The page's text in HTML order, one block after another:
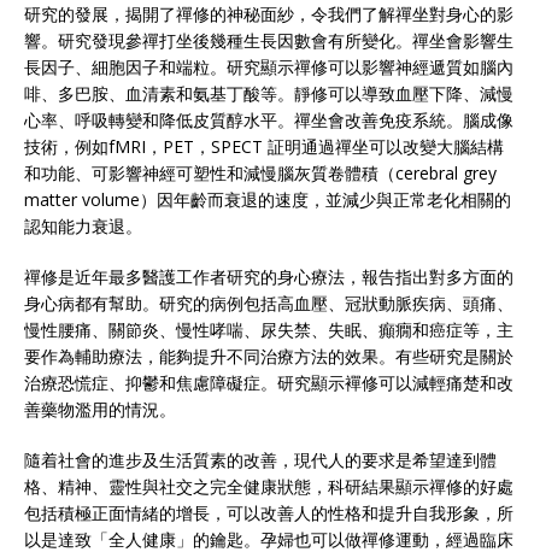
研究的發展，揭開了禪修的神秘面紗，令我們了解禪坐對身心的影
響。研究發現參禪打坐後幾種生長因數會有所變化。禪坐會影響生
長因子、細胞因子和端粒。研究顯示禪修可以影響神經遞質如腦內
啡、多巴胺、血清素和氨基丁酸等。靜修可以導致血壓下降、減慢
心率、呼吸轉變和降低皮質醇水平。禪坐會改善免疫系統。腦成像
技術，例如fMRI，PET，SPECT 証明通過禪坐可以改變大腦結構
和功能、可影響神經可塑性和減慢腦灰質卷體積（cerebral grey
matter volume）因年齡而衰退的速度，並減少與正常老化相關的
認知能力衰退。
禪修是近年最多醫護工作者研究的身心療法，報告指出對多方面的
身心病都有幫助。研究的病例包括高血壓、冠狀動脈疾病、頭痛、
慢性腰痛、關節炎、慢性哮喘、尿失禁、失眠、癲癇和癌症等，主
要作為輔助療法，能夠提升不同治療方法的效果。有些研究是關於
治療恐慌症、抑鬱和焦慮障礙症。研究顯示襌修可以減輕痛楚和改
善藥物濫用的情況。
隨着社會的進步及生活質素的改善，現代人的要求是希望達到體
格、精神、靈性與社交之完全健康狀態，科研結果顯示禪修的好處
包括積極正面情緒的增長，可以改善人的性格和提升自我形象，所
以是達致「全人健康」的鑰匙。孕婦也可以做禪修運動，經過臨床